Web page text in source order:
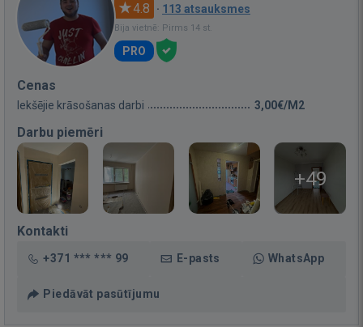
4.8 · 113 atsauksmes
Bija vietnē: Pirms 14 st.
PRO
Cenas
Iekšējie krāsošanas darbi 3,00€/M2
Darbu piemēri
+49
Kontakti
+371 *** *** 99 E-pasts WhatsApp
Piedāvāt pasūtījumu